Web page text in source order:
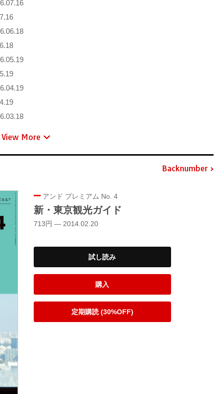
View More
Backnumber
アンド プレミアム No. 4
新・東京観光ガイド
713円 — 2014.02.20
試し読み
購入
定期購読 (30%OFF)